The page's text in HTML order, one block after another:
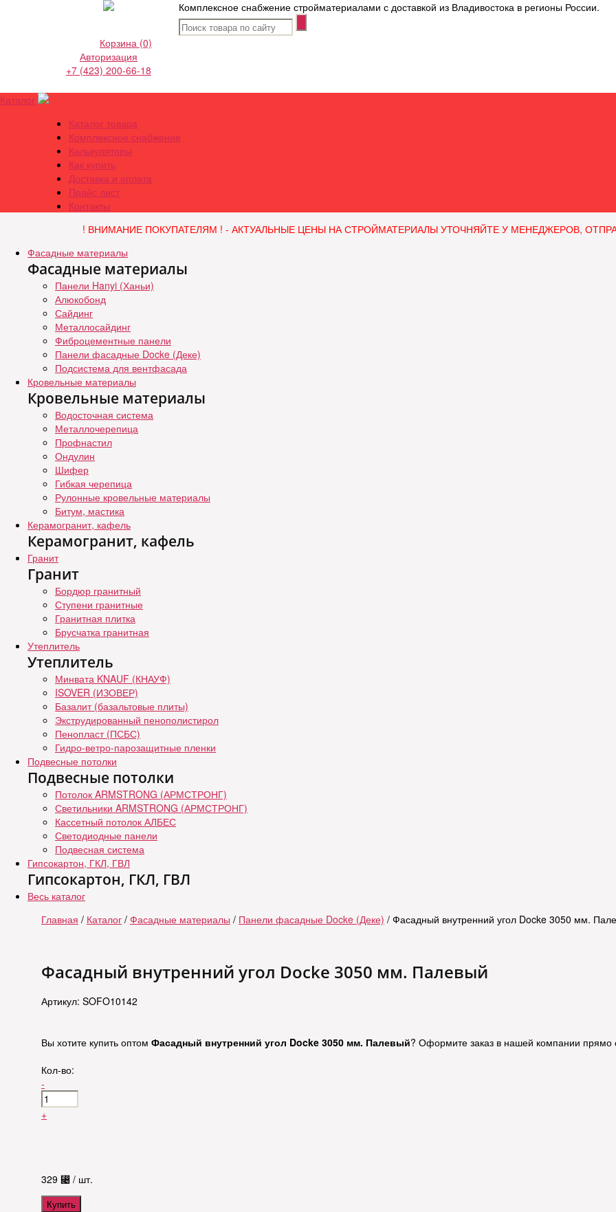
Комплексное снабжение стройматериалами с доставкой из Владивостока в регионы России.
Корзина (0)
Авторизация
+7 (423) 200-66-18
Каталог
Каталог товара
Комплексное снабжение
Калькуляторы
Как купить
Доставка и оплата
Прайс лист
Контакты
! ВНИМАНИЕ ПОКУПАТЕЛЯМ ! - АКТУАЛЬНЫЕ ЦЕНЫ НА СТРОЙМАТЕРИАЛЫ УТОЧНЯЙТЕ У МЕНЕДЖЕРОВ,
Фасадные материалы
Фасадные материалы
Панели Hanyi (Ханьи)
Алюкобонд
Сайдинг
Металлосайдинг
Фиброцементные панели
Панели фасадные Docke (Деке)
Подсистема для вентфасада
Кровельные материалы
Кровельные материалы
Водосточная система
Металлочерепица
Профнастил
Ондулин
Шифер
Гибкая черепица
Рулонные кровельные материалы
Битум, мастика
Керамогранит, кафель
Керамогранит, кафель
Гранит
Гранит
Бордюр гранитный
Ступени гранитные
Гранитная плитка
Брусчатка гранитная
Утеплитель
Утеплитель
Минвата KNAUF (КНАУФ)
ISOVER (ИЗОВЕР)
Базалит (базальтовые плиты)
Экструдированный пенополистирол
Пенопласт (ПСБС)
Гидро-ветро-парозащитные пленки
Подвесные потолки
Подвесные потолки
Потолок ARMSTRONG (АРМСТРОНГ)
Светильники ARMSTRONG (АРМСТРОНГ)
Кассетный потолок АЛБЕС
Светодиодные панели
Подвесная система
Гипсокартон, ГКЛ, ГВЛ
Гипсокартон, ГКЛ, ГВЛ
Весь каталог
Главная / Каталог / Фасадные материалы / Панели фасадные Docke (Деке) / Фасадный внутренний угол Docke 3050 мм.
Фасадный внутренний угол Docke 3050 мм. Палевый
Артикул: SOFO10142
Вы хотите купить оптом Фасадный внутренний угол Docke 3050 мм. Палевый? Оформите заказ в нашей компании прямо
Кол-во:
-
+
329 ⃄ / шт.
Купить